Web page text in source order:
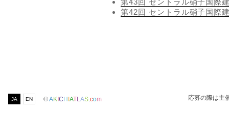
第42回 セントラル硝子国際
JA EN ©AKICHIATL AS com 応募の際は主